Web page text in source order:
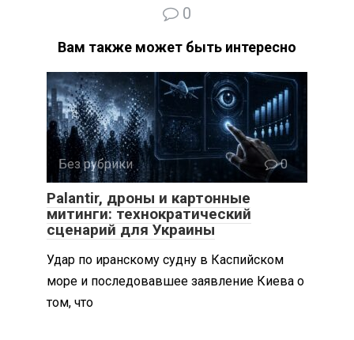
0
Вам также может быть интересно
Без рубрики 0
Palantir, дроны и картонные
митинги: технократический
сценарий для Украины
Удар по иранскому судну в Каспийском
море и последовавшее заявление Киева о
том, что